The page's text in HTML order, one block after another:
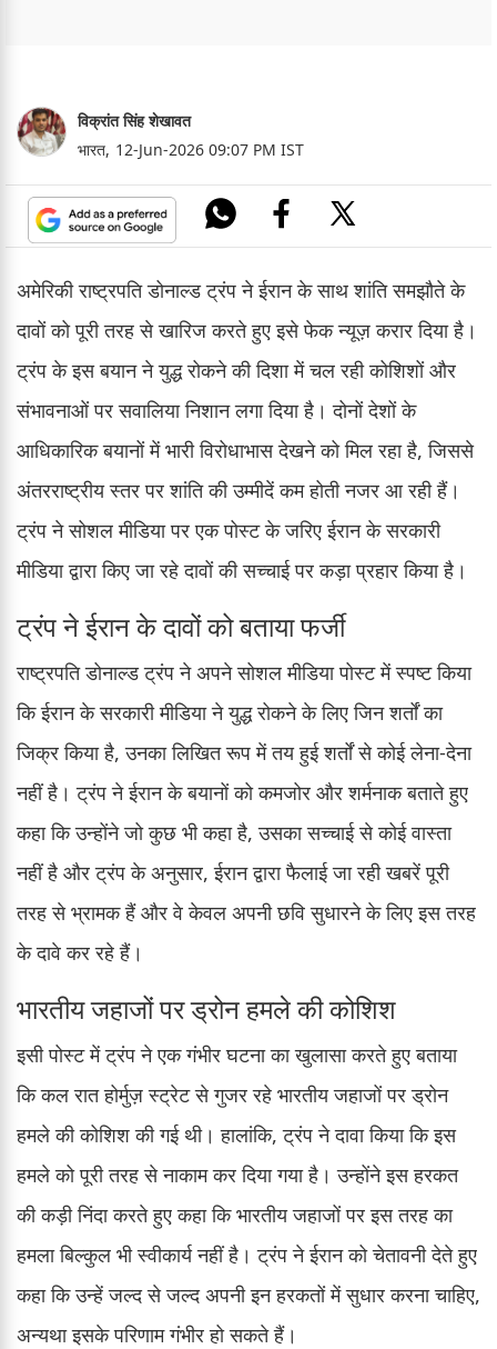
विक्रांत सिंह शेखावत
भारत, 12-Jun-2026 09:07 PM IST
अमेरिकी राष्ट्रपति डोनाल्ड ट्रंप ने ईरान के साथ शांति समझौते के
दावों को पूरी तरह से खारिज करते हुए इसे फेक न्यूज़ करार दिया है।
ट्रंप के इस बयान ने युद्ध रोकने की दिशा में चल रही कोशिशों और
संभावनाओं पर सवालिया निशान लगा दिया है। दोनों देशों के
आधिकारिक बयानों में भारी विरोधाभास देखने को मिल रहा है, जिससे
अंतरराष्ट्रीय स्तर पर शांति की उम्मीदें कम होती नजर आ रही हैं।
ट्रंप ने सोशल मीडिया पर एक पोस्ट के जरिए ईरान के सरकारी
मीडिया द्वारा किए जा रहे दावों की सच्चाई पर कड़ा प्रहार किया है।
ट्रंप ने ईरान के दावों को बताया फर्जी
राष्ट्रपति डोनाल्ड ट्रंप ने अपने सोशल मीडिया पोस्ट में स्पष्ट किया
कि ईरान के सरकारी मीडिया ने युद्ध रोकने के लिए जिन शर्तों का
जिक्र किया है, उनका लिखित रूप में तय हुई शर्तों से कोई लेना-देना
नहीं है। ट्रंप ने ईरान के बयानों को कमजोर और शर्मनाक बताते हुए
कहा कि उन्होंने जो कुछ भी कहा है, उसका सच्चाई से कोई वास्ता
नहीं है और ट्रंप के अनुसार, ईरान द्वारा फैलाई जा रही खबरें पूरी
तरह से भ्रामक हैं और वे केवल अपनी छवि सुधारने के लिए इस तरह
के दावे कर रहे हैं।
भारतीय जहाजों पर ड्रोन हमले की कोशिश
इसी पोस्ट में ट्रंप ने एक गंभीर घटना का खुलासा करते हुए बताया
कि कल रात होर्मुज़ स्ट्रेट से गुजर रहे भारतीय जहाजों पर ड्रोन
हमले की कोशिश की गई थी। हालांकि, ट्रंप ने दावा किया कि इस
हमले को पूरी तरह से नाकाम कर दिया गया है। उन्होंने इस हरकत
की कड़ी निंदा करते हुए कहा कि भारतीय जहाजों पर इस तरह का
हमला बिल्कुल भी स्वीकार्य नहीं है। ट्रंप ने ईरान को चेतावनी देते हुए
कहा कि उन्हें जल्द से जल्द अपनी इन हरकतों में सुधार करना चाहिए,
अन्यथा इसके परिणाम गंभीर हो सकते हैं।